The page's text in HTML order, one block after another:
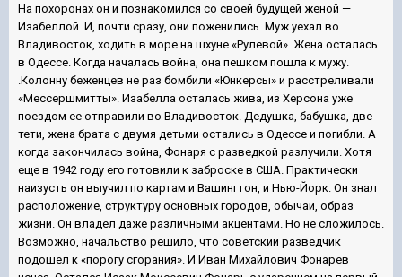
На похоронах он и познакомился со своей будущей женой —
Изабеллой. И, почти сразу, они поженились. Муж уехал во
Владивосток, ходить в море на шхуне «Рулевой». Жена осталась
в Одессе. Когда началась война, она пешком пошла к мужу.
.Колонну беженцев не раз бомбили «Юнкерсы» и расстреливали
«Мессершмитты». Изабелла осталась жива, из Херсона уже
поездом ее отправили во Владивосток. Дедушка, бабушка, две
тети, жена брата с двумя детьми остались в Одессе и погибли. А
когда закончилась война, Фонаря с разведкой разлучили. Хотя
еще в 1942 году его готовили к заброске в США. Практически
наизусть он выучил по картам и Вашингтон, и Нью-Йорк. Он знал
расположение, структуру основных городов, обычаи, образ
жизни. Он владел даже различными акцентами. Но не сложилось.
Возможно, начальство решило, что советский разведчик
подошел к «порогу сгорания». И Иван Михайлович Фонарев